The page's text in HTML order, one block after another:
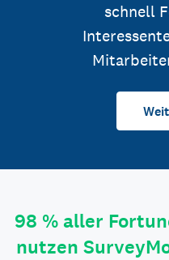
schnell
98 % aller
nutzen